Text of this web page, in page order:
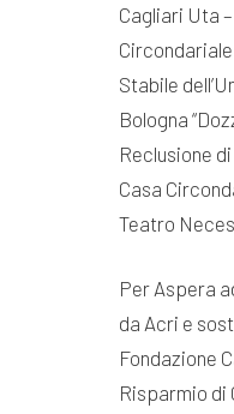
Cagliari Uta
Stabile
Bologna
Reclusione
Casa
Teatro
Per Aspera
da Acri e
Fondazione
Risparmio di